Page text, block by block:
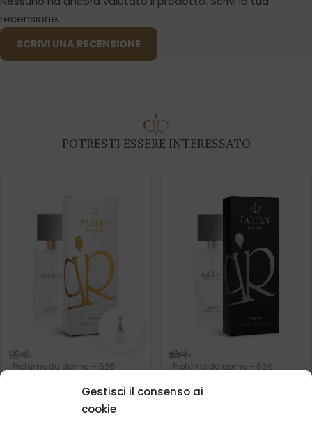
Gestisci il consenso ai
cookie
recensione.
SCRIVI UNA RECENSIONE
POTRESTI ESSERE INTERESSATO
Profumo da donna – 526
DIOR - J'ADOR
Profumo da uomo – 624
Cosa dicono i nostri